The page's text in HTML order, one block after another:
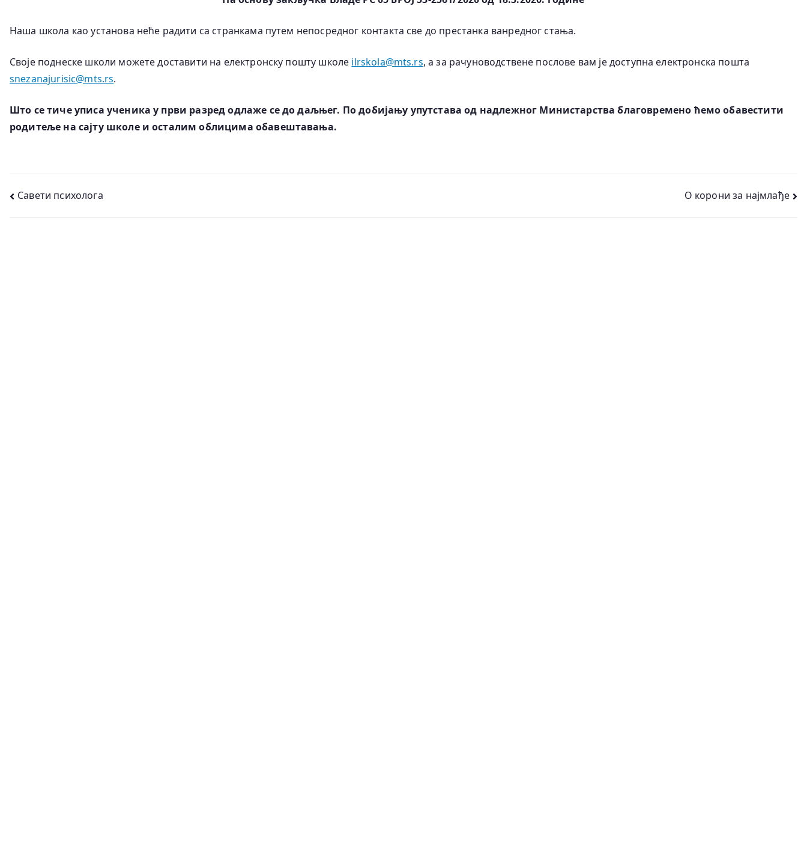
Наша школа као установа неће радити са странкама путем непосредног контакта све до престанка ванредног стања.
Своје поднеске школи можете доставити на електронску пошту школе ilrskola@mts.rs, a за рачуноводствене послове вам је доступна електронска пошта
snezanajurisic@mts.rs.
Што се тиче уписа ученика у први разред одлаже се до даљњег. По добијању упутстава од надлежног Министарства благовремено ћемо обавестити
родитеље на сајту школе и осталим облицима обавештавања.
Кретање
чланка
Савети психолога О корони за најмлађе